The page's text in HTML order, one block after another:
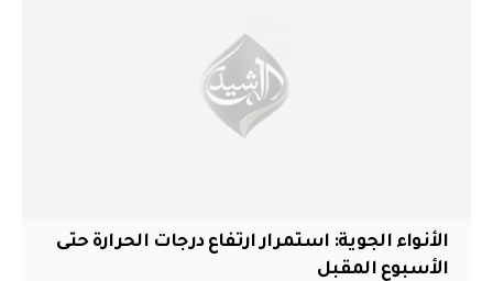
الأنواء الجوية: استمرار ارتفاع درجات الحرارة حتى
الأسبوع المقبل